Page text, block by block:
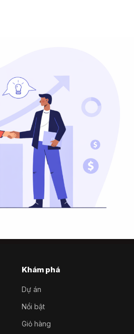
Khám phá
Dự án
Nổi bật
Giỏ hàng